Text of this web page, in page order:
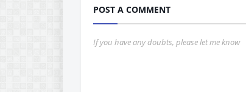
POST A COMMENT
If you have any doubts, please let me know